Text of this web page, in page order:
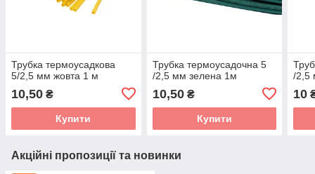
Трубка термоусадкова
5/2,5 мм жовта 1 м
10,50 ₴
Купити
Трубка термоусадочна 5
/2,5 мм зелена 1м
10,50₴
Купити
/2,5
10
Акційні пропозиції та новинки